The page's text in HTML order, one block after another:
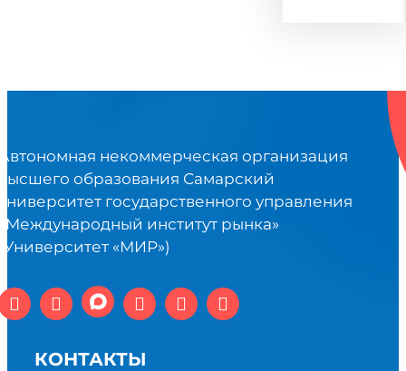
некоммерческая организация
образования Самарский
государственного управления
институт рынка»
«МИР»)
КОНТАКТЫ